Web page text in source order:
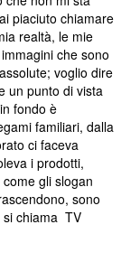
piaciuto chiamare
realtà, le mie
che sono
voglio dire
un punto di vista
fondo è
familiari, dalla
ci faceva
i prodotti,
gli slogan
sono
si chiama TV